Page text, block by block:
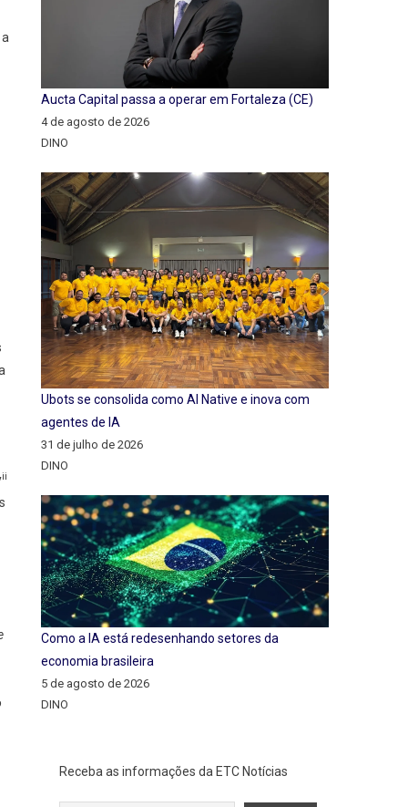
ii
Aucta Capital passa a operar em Fortaleza (CE)
4 de agosto de 2026
DINO
Ubots se consolida como AI Native e inova com
agentes de IA
31 de julho de 2026
DINO
Como a IA está redesenhando setores da
economia brasileira
5 de agosto de 2026
DINO
Receba as informações da ETC Notícias